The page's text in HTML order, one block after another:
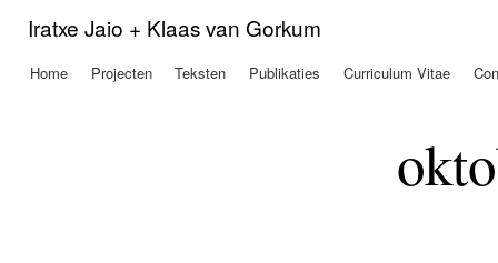
Iratxe Jaio + Klaas van Gorkum
Hoofdmenu
Home Projecten Teksten Publikaties Curriculum Vitae